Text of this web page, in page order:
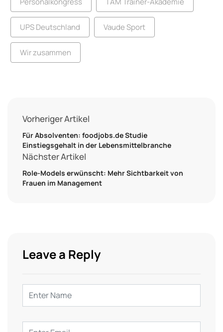
UPS Deutschland Vaude Sport
Wir zusammen
Vorheriger Artikel
Für Absolventen: foodjobs.de Studie
Einstiegsgehalt in der Lebensmittelbranche
Nächster Artikel
Role-Models erwünscht: Mehr Sichtbarkeit von
Frauen im Management
Leave a Reply